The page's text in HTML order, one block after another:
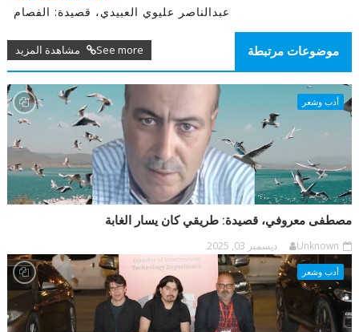
عبدالناصر عليوي العبيدي، قصيدة: الفصام
موضوعات مرتبطة See more مشاهدة المزيد
أدب وشعر
مصطفى معروفي، قصيدة: طريقي كان يسار الغابة
Unknown ديسمبر 03, 2025
أدب وشعر